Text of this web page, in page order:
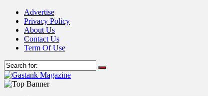
Advertise
Privacy Policy
About Us
Contact Us
Term Of Use